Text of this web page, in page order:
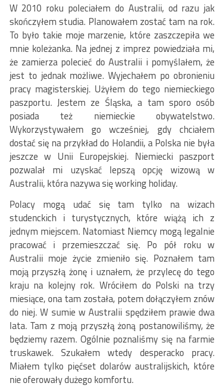
W 2010 roku poleciałem do Australii, od razu jak
skończyłem studia. Planowałem zostać tam na rok.
To było takie moje marzenie, które zaszczepiła we
mnie koleżanka. Na jednej z imprez powiedziała mi,
że zamierza polecieć do Australii i pomyślałem, że
jest to jednak możliwe. Wyjechałem po obronieniu
pracy magisterskiej. Użyłem do tego niemieckiego
paszportu. Jestem ze Śląska, a tam sporo osób
posiada też niemieckie obywatelstwo.
Wykorzystywałem go wcześniej, gdy chciałem
dostać się na przykład do Holandii, a Polska nie była
jeszcze w Unii Europejskiej. Niemiecki paszport
pozwalał mi uzyskać lepszą opcję wizową w
Australii, która nazywa się working holiday.
Polacy mogą udać się tam tylko na wizach
studenckich i turystycznych, które wiążą ich z
jednym miejscem. Natomiast Niemcy mogą legalnie
pracować i przemieszczać się. Po pół roku w
Australii moje życie zmieniło się. Poznałem tam
moją przyszłą żonę i uznałem, że przylecę do tego
kraju na kolejny rok. Wróciłem do Polski na trzy
miesiące, ona tam została, potem dołączyłem znów
do niej. W sumie w Australii spędziłem prawie dwa
lata. Tam z moją przyszłą żoną postanowiliśmy, że
będziemy razem. Ogólnie poznaliśmy się na farmie
truskawek. Szukałem wtedy desperacko pracy.
Miałem tylko pięćset dolarów australijskich, które
nie oferowały dużego komfortu.